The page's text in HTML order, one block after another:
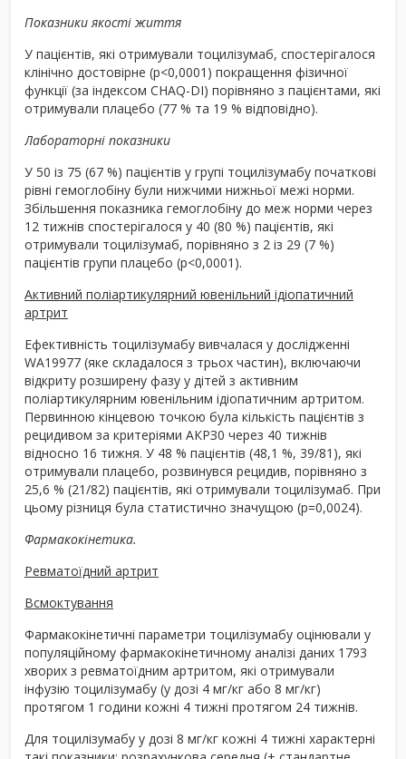
Показники якості життя
У пацієнтів, які отримували тоцилізумаб, спостерігалося
клінічно достовірне (р<0,0001) покращення фізичної
функції (за індексом CHAQ-DI) порівняно з пацієнтами, які
отримували плацебо (77 % та 19 % відповідно).
Лабораторні показники
У 50 із 75 (67 %) пацієнтів у групі тоцилізумабу початкові
рівні гемоглобіну були нижчими нижньої межі норми.
Збільшення показника гемоглобіну до меж норми через
12 тижнів спостерігалося у 40 (80 %) пацієнтів, які
отримували тоцилізумаб, порівняно з 2 із 29 (7 %)
пацієнтів групи плацебо (р<0,0001).
Активний поліартикулярний ювенільний ідіопатичний
артрит
Ефективність тоцилізумабу вивчалася у дослідженні
WA19977 (яке складалося з трьох частин), включаючи
відкриту розширену фазу у дітей з активним
поліартикулярним ювенільним ідіопатичним артритом.
Первинною кінцевою точкою була кількість пацієнтів з
рецидивом за критеріями АКРЗ0 через 40 тижнів
відносно 16 тижня. У 48 % пацієнтів (48,1 %, 39/81), які
отримували плацебо, розвинувся рецидив, порівняно з
25,6 % (21/82) пацієнтів, які отримували тоцилізумаб. При
цьому різниця була статистично значущою (р=0,0024).
Фармакокінетика.
Ревматоїдний артрит
Всмоктування
Фармакокінетичні параметри тоцилізумабу оцінювали у
популяційному фармакокінетичному аналізі даних 1793
хворих з ревматоїдним артритом, які отримували
інфузію тоцилізумабу (у дозі 4 мг/кг або 8 мг/кг)
протягом 1 години кожні 4 тижні протягом 24 тижнів.
Для тоцилізумабу у дозі 8 мг/кг кожні 4 тижні характерні